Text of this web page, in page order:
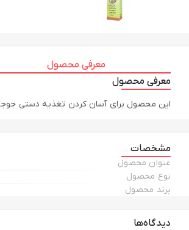
معرفی محصول
معرفی محصول
این محصول برای آسان کردن تغذیه دستی جوجه
مشخصات
عنوان محصول
نوع محصول
برند محصول
دیدگاه‌ها